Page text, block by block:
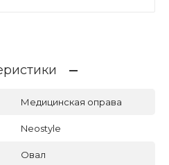
Медицинская оправа
Neostyle
Овал